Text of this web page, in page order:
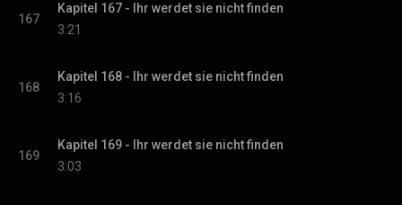
167
Kapitel 167 - Ihr werdet sie nicht finden
3:21
168
Kapitel 168 - Ihr werdet sie nicht finden
3:16
169
Kapitel 169 - Ihr werdet sie nicht finden
3:03